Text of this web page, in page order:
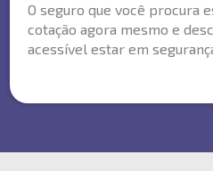
O seguro que você procura
cotação agora mesmo e
acessível estar em